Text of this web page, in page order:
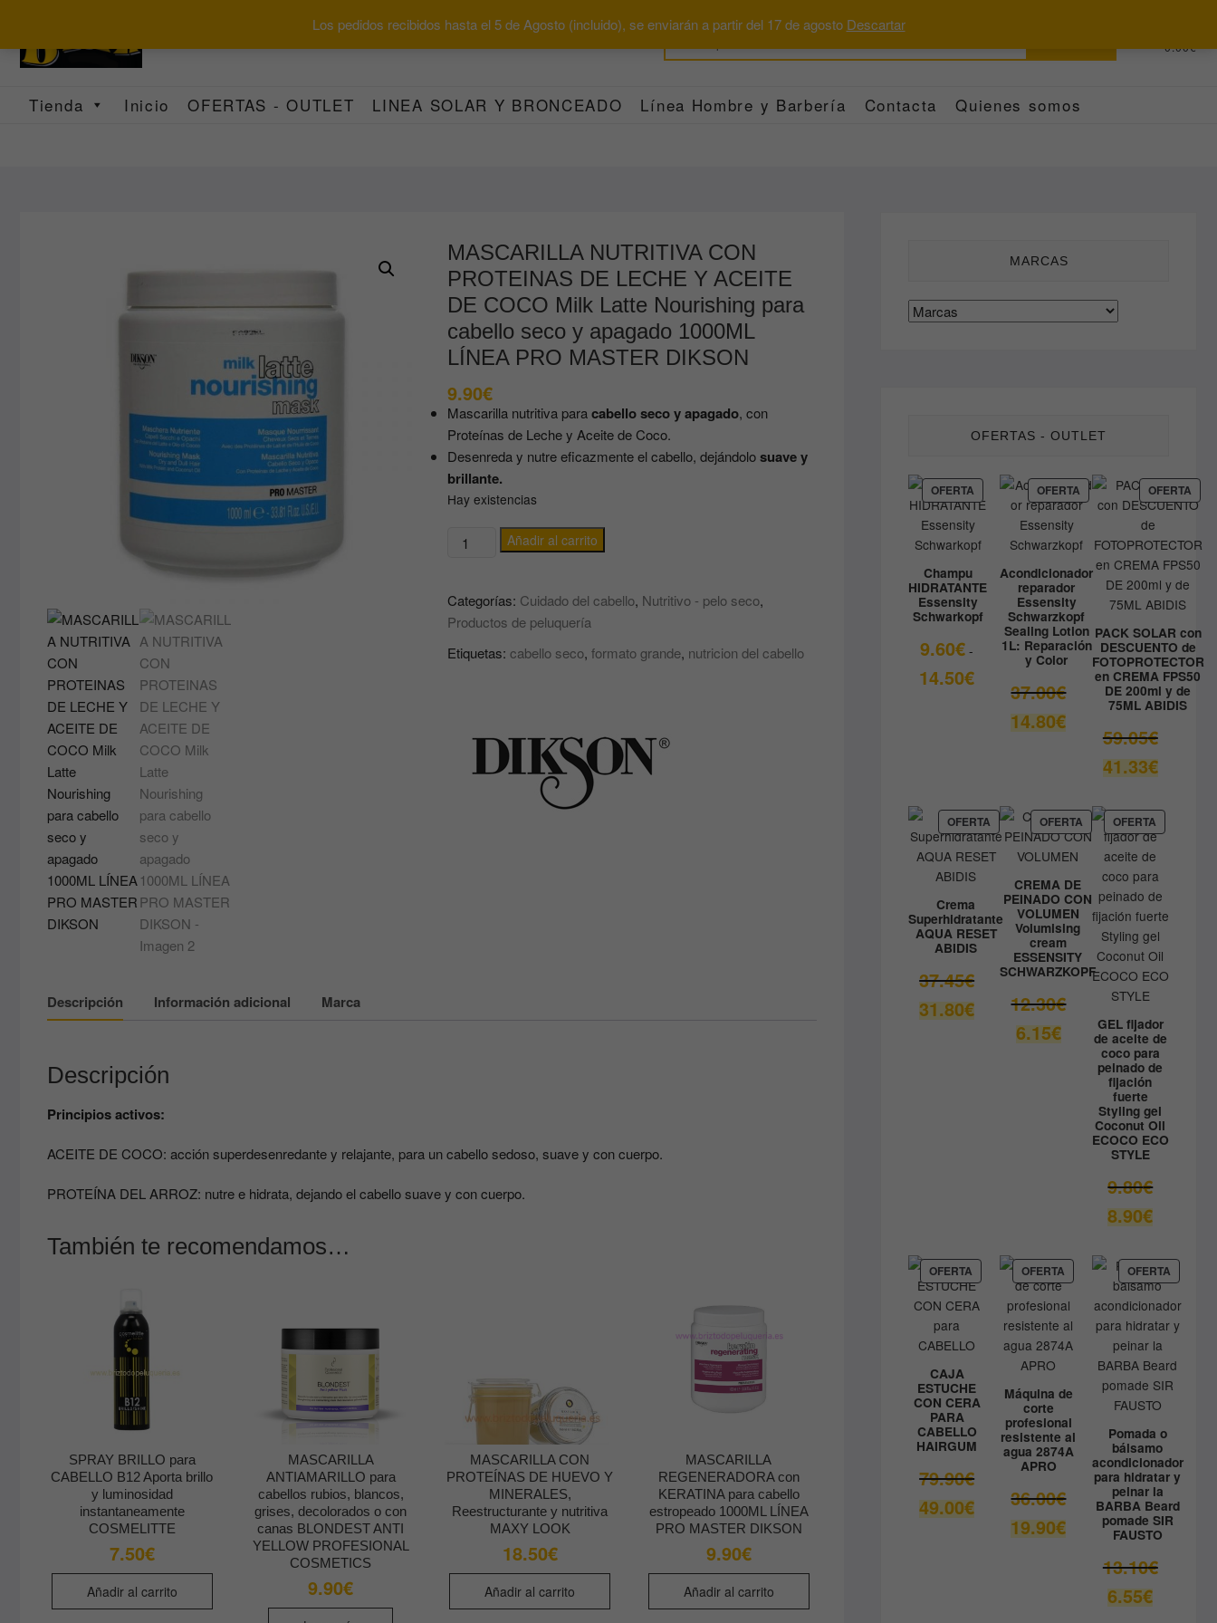
Los pedidos recibidos hasta el 5 de Agosto (incluido), se enviarán a partir del 17 de agosto Descartar
contenido
0.00€
Tienda Inicio OFERTAS - OUTLET LINEA SOLAR Y BRONCEADO Línea Hombre y Barbería Contacta Quienes somos
MASCARILLA NUTRITIVA CON
PROTEINAS DE LECHE Y ACEITE
DE COCO Milk Latte Nourishing para
cabello seco y apagado 1000ML
LÍNEA PRO MASTER DIKSON
9.90€
Mascarilla nutritiva paracabello seco y apagado, con
Proteínas de Leche y Aceite de Coco.
Desenreda y nutre eficazmente el cabello, dejándolosuave y
brillante.
Hay existencias
MASCARILLA
NUTRITIVA
PROTEINAS
DE
LECHE
Latte
Añadir al carrito
Categorías: Cuidado del cabello, Nutritivo - pelo seco,
Productos de peluquería
Etiquetas: cabello seco, formato grande, nutricion del cabello
Descripción Información adicional Marca
Descripción
Principios activos:
ACEITE DE COCO: acción superdesenredante y relajante, para un cabello sedoso, suave y con cuerpo.
PROTEÍNA DEL ARROZ: nutre e hidrata, dejando el cabello suave y con cuerpo.
También te recomendamos…
SPRAY BRILLO para
CABELLO B12 Aporta brillo
y luminosidad
instantaneamente
COSMELITTE
7.50€
Añadir al carrito
MASCARILLA
ANTIAMARILLO para
cabellos rubios, blancos,
grises, decolorados o con
canas BLONDEST ANTI
YELLOW PROFESIONAL
COSMETICS
9.90€
MASCARILLA CON
PROTEÍNAS DE HUEVO Y
MINERALES,
Reestructurante y nutritiva
MAXY LOOK
18.50€
Añadir al carrito
MASCARILLA
REGENERADORA con
KERATINA para cabello
estropeado 1000ML LÍNEA
PRO MASTER DIKSON
9.90€
Añadir al carrito
MARCAS
OFERTAS - OUTLET
OFERTAPRODUCTO
EN
OFERTA
Champu
HIDRATANTE
Essensity
Schwarkopf
9.60€ -
14.50€Rango
precios:
OFERTA PRODUCTO
EN
Acondicionador
reparador
Essensity
Schwarzkopf
Sealing Lotion
1L: Reparación
y Color
37.00€El
original
37.00€.
14.80€El
precio
OFERTA
EN
PACK SOLAR con
DESCUENTO de
FOTOPROTECTOR
en CREMA FPS50
DE 200ml y de
75ML ABIDIS
59.05€El
original
59.05€.
41.33€El
precio
OFERTAPRODUCTO
EN
OFERTA
Crema
Superhidratante
AQUA RESET
ABIDIS
37.45€El
original
31.80€El
precio
OFERTA PRODUCTO
EN
OFERTA
CREMA DE
PEINADO CON
VOLUMEN
Volumising
cream
ESSENSITY
SCHWARZKOPF
12.30€El
precio
original
12.30€.
6.15€El
precio
OFERTAPRODUCTO
EN
OFERTA
GEL fijador
de aceite de
coco para
peinado de
fijación
fuerte
Styling gel
Coconut Oil
ECOCO ECO
STYLE
9.80€El
original
9.80€.
8.90€El
precio
es:
8.90€.
OFERTA PRODUCTO
EN
OFERTA
CAJA
ESTUCHE
CON CERA
PARA
CABELLO
HAIRGUM
79.90€El
original
49.00€El
precio
OFERTAPRODUCTO
EN
OFERTA
Máquina de
corte
profesional
resistente al
agua 2874A
APRO
36.00€El
precio
original
36.00€.
19.90€El
precio
19.90€.
OFERTA
EN
OFERTA
Pomada o
bálsamo
acondicionador
para hidratar y
peinar la
BARBA Beard
pomade SIR
FAUSTO
13.10€El
6.55€El
precio